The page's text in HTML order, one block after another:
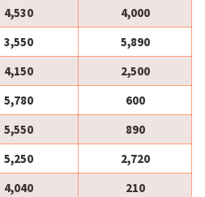
4,530
4,000
3,550
5,890
4,150
2,500
5,780
600
5,550
890
5,250
2,720
4,040
210